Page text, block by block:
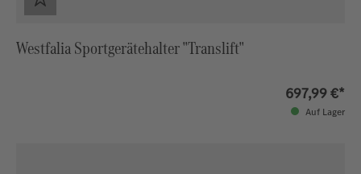
Westfalia Sportgerätehalter "Translift"
697,99 €*
Auf Lager